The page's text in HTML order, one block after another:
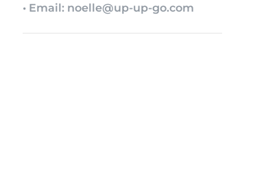
• Email: noelle@up-up-go.com